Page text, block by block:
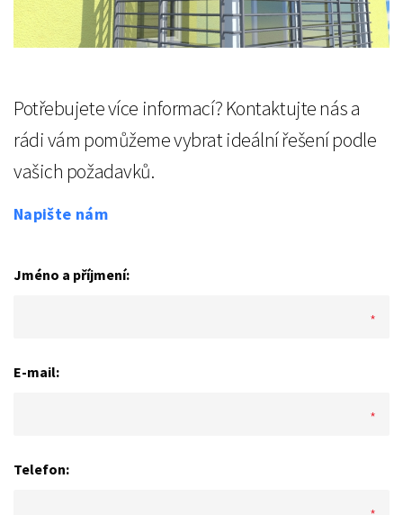
Potřebujete více informací? Kontaktujte nás a
rádi vám pomůžeme vybrat ideální řešení podle
vašich požadavků.
Napište nám
Jméno a příjmení:
E-mail:
Telefon: